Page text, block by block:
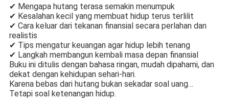
✔ Mengapa hutang terasa semakin menumpuk
✔ Kesalahan kecil yang membuat hidup terus terlilit
✔ Cara keluar dari tekanan finansial secara perlahan dan
realistis
✔ Tips mengatur keuangan agar hidup lebih tenang
✔ Langkah membangun kembali masa depan finansial
Buku ini ditulis dengan bahasa ringan, mudah dipahami, dan
dekat dengan kehidupan sehari-hari.
Karena bebas dari hutang bukan sekadar soal uang…
Tetapi soal ketenangan hidup.